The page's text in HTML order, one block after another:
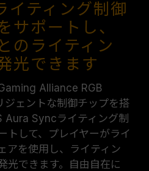
ライティング制御
サポートし、
のライティン
光できます
Alliance RGB
ジェントな制御チップを搭
Aura Syncライティング制
トして、プレイヤーがライ
アを使用し、ライティン
光できます。自由自在に